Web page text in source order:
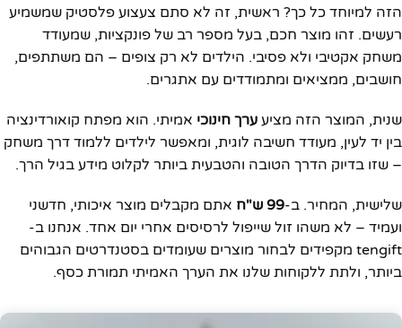
הזה למיוחד כל כך? ראשית, זה לא סתם צעצוע פלסטיק שמשמיע
רעשים. זהו מוצר חכם, בעל מספר רב של פונקציות, שמעודד
משחק אקטיבי ולא פסיבי. הילדים לא רק צופים – הם משתתפים,
חושבים, ממציאים ומתמודדים עם אתגרים.
שנית, המוצר הזה מציע ערך חינוכי אמיתי. הוא מפתח קואורדינציה
בין יד לעין, מעודד חשיבה לוגית, ומאפשר לילדים ללמוד דרך משחק
– שזו בדיוק הדרך הטובה והטבעית ביותר לקלוט מידע בגיל הרך.
שלישית, המחיר. ב-99 ש"ח
אתם מקבלים מוצר איכותי, חדשני
ועמיד – לא משהו זול שייפול לרסיסים אחרי יום אחד. אנחנו ב-
tengift מקפידים לבחור מוצרים שעומדים בסטנדרטים הגבוהים
ביותר, ולתת ללקוחות שלנו את הערך האמיתי תמורת כסף.